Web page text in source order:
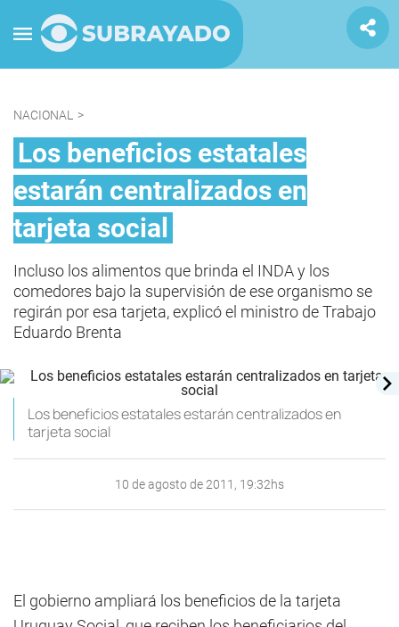
NACIONAL >
Los beneficios estatales
estarán centralizados en
tarjeta social
Incluso los alimentos que brinda el INDA y los
comedores bajo la supervisión de ese organismo se
regirán por esa tarjeta, explicó el ministro de Trabajo
Eduardo Brenta
Los beneficios estatales estarán centralizados en
tarjeta social
10 de agosto de 2011, 19:32hs
El gobierno ampliará los beneficios de la tarjeta